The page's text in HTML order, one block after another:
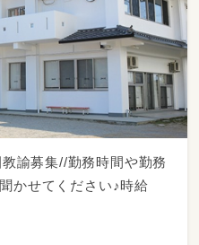
教諭募集//勤務時間や勤務
かせてください♪時給